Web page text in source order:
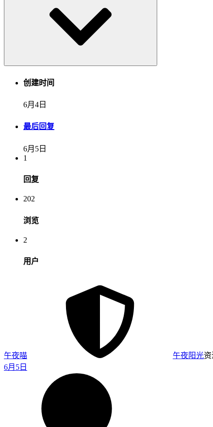
创建时间
6月4日
最后回复
6月5日
1
回复
202
浏览
2
用户
午夜喵 午夜阳光资
6月5日